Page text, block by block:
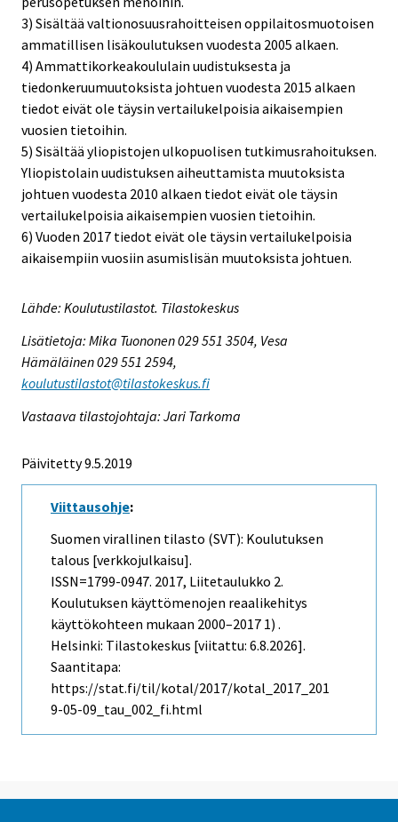
3) Sisältää valtionosuusrahoitteisen oppilaitosmuotoisen
ammatillisen lisäkoulutuksen vuodesta 2005 alkaen.
4) Ammattikorkeakoululain uudistuksesta ja
tiedonkeruumuutoksista johtuen vuodesta 2015 alkaen
tiedot eivät ole täysin vertailukelpoisia aikaisempien
vuosien tietoihin.
5) Sisältää yliopistojen ulkopuolisen tutkimusrahoituksen.
Yliopistolain uudistuksen aiheuttamista muutoksista
johtuen vuodesta 2010 alkaen tiedot eivät ole täysin
vertailukelpoisia aikaisempien vuosien tietoihin.
6) Vuoden 2017 tiedot eivät ole täysin vertailukelpoisia
aikaisempiin vuosiin asumislisän muutoksista johtuen.
Lähde: Koulutustilastot. Tilastokeskus
Lisätietoja: Mika Tuononen 029 551 3504, Vesa
Hämäläinen 029 551 2594,
koulutustilastot@tilastokeskus.fi
Vastaava tilastojohtaja: Jari Tarkoma
Päivitetty 9.5.2019
Viittausohje:
Suomen virallinen tilasto (SVT): Koulutuksen
talous [verkkojulkaisu].
ISSN=1799-0947. 2017, Liitetaulukko 2.
Koulutuksen käyttömenojen reaalikehitys
käyttökohteen mukaan 2000–2017 1) .
Helsinki: Tilastokeskus [viitattu: 6.8.2026].
Saantitapa:
https://stat.fi/til/kotal/2017/kotal_2017_201
9-05-09_tau_002_fi.html